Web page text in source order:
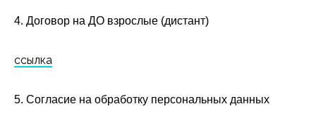
4. Договор на ДО взрослые (дистант)
ссылка
5. Согласие на обработку персональных данных